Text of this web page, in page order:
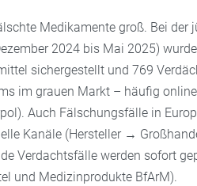
Medikamente groß. Bei der
2024 bis Mai 2025)
sichergestellt und 769
im grauen Markt – häufig
Auch Fälschungsfälle in
Kanäle (Hersteller →
Verdachtsfälle werden sofort
und Medizinprodukte BfArM).